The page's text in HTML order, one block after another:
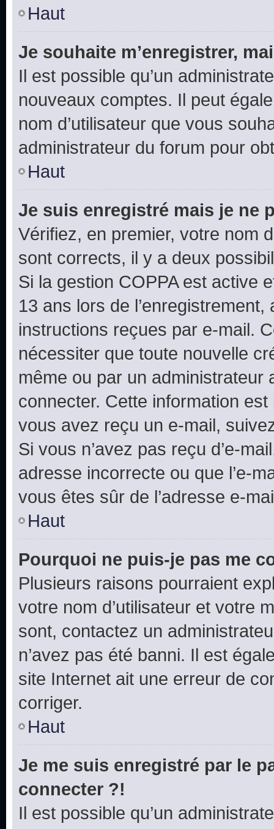
Haut
Je souhaite m’enregistrer,
Il est possible qu’un
nouveaux comptes. Il peut
nom d’utilisateur que vous
administrateur du forum pour
Haut
Je suis enregistré mais je ne
Vérifiez, en premier, votre nom
sont corrects, il y a deux
Si la gestion COPPA est active
13 ans lors de
instructions reçues par e-mail.
nécessiter que toute nouvelle
même ou par un
connecter. Cette information
vous avez reçu un e-mail,
Si vous n’avez pas reçu d’e-
adresse incorrecte ou que l’e-
vous êtes sûr de l’adresse e-
Haut
Pourquoi ne puis-je pas me
Plusieurs raisons pourraient
votre nom d’utilisateur et votre
sont, contactez un
n’avez pas été banni. Il est
site Internet ait une erreur de
corriger.
Haut
Je me suis enregistré par le
connecter ?!
Il est possible qu’un